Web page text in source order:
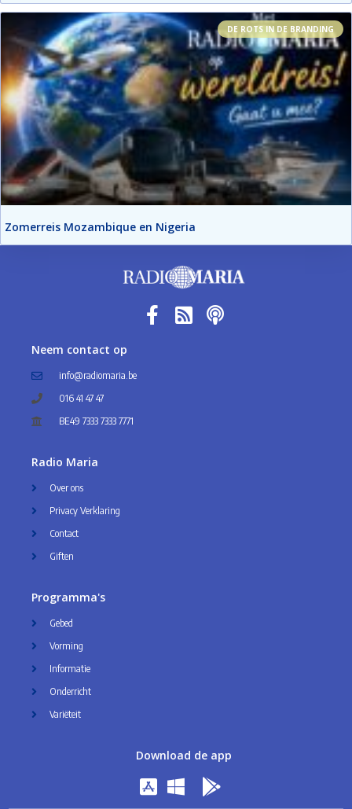
DE ROTS IN DE BRANDING
Zomerreis Mozambique en Nigeria
Neem contact op
info@radiomaria.be
016 41 47 47
BE49 7333 7333 7771
Radio Maria
Over ons
Privacy Verklaring
Contact
Giften
Programma's
Gebed
Vorming
Informatie
Onderricht
Variëteit
Download de app